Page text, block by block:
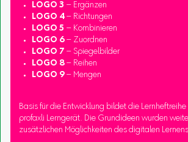
LOGO 3 – Ergänzen
LOGO 4– Richtungen
LOGO 5 – Kombinieren
LOGO 6– Zuordnen
LOGO 7 – Spiegelbilder
LOGO 8– Reihen
LOGO 9– Mengen
Basis für die Entwicklung bildet die Lernheftreihe
profaxli Lerngerät. Die Grundideen wurden
zusätzlichen Möglichkeiten des digitalen